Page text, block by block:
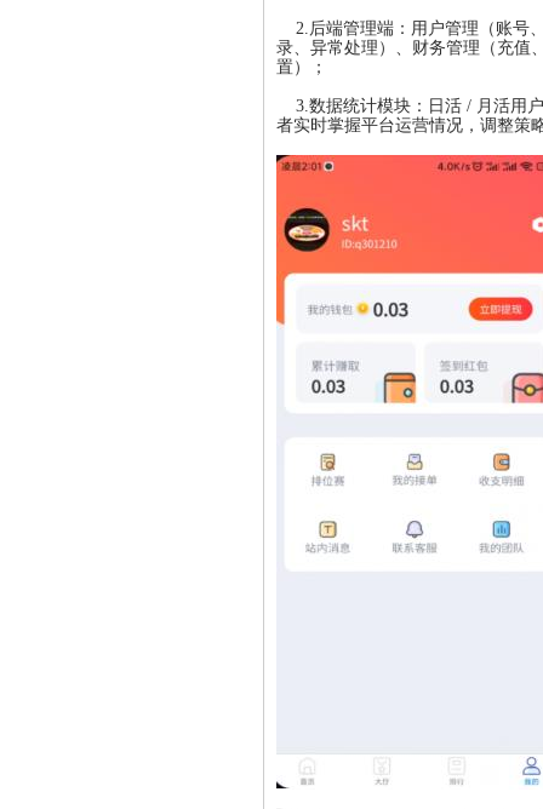
2.后端管理端：用户管理（账号
录、异常处理）、财务管理（充值
置）；
3.数据统计模块：日活 / 月活用
者实时掌握平台运营情况，调整策